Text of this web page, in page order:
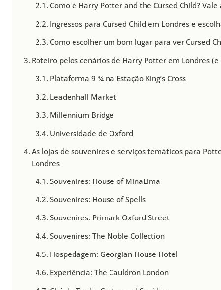
Como é Harry Potter and the Cursed Child? Vale
Ingressos para Cursed Child em Londres e
Como escolher um bom lugar para ver Cursed
Roteiro pelos cenários de Harry Potter em Londres
Plataforma 9 ¾ na Estação King’s Cross
Leadenhall Market
Millennium Bridge
Universidade de Oxford
As lojas de souvenires e serviços temáticos para
Londres
Souvenires: House of MinaLima
Souvenires: House of Spells
Souvenires: Primark Oxford Street
Souvenires: The Noble Collection
Hospedagem: Georgian House Hotel
Experiência: The Cauldron London